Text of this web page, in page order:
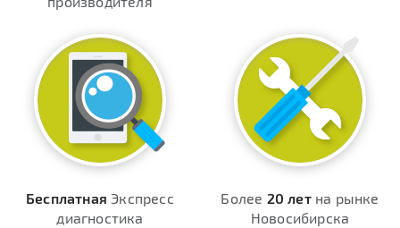
Бесплатная Экспресс
диагностика
Более 20 летна рынке
Новосибирска